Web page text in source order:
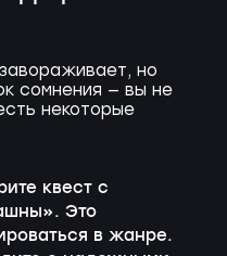
но
сомнения — вы не
некоторые
квест с
Это
в жанре.